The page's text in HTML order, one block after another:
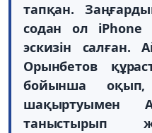
тапқан.
содан ол iPhone
эскизін салған.
Орынбетов
бойынша оқып,
шақыртуымен